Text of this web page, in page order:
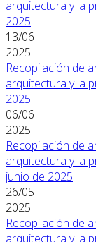
arquitectura y la
2025
13/06
2025
Recopilación de
arquitectura y la
2025
06/06
2025
Recopilación de
arquitectura y la
junio de 2025
26/05
2025
Recopilación de
arquitectura y la